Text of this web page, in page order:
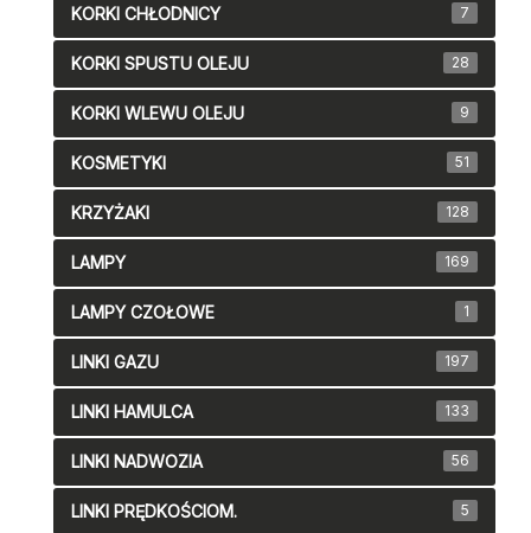
KORKI CHŁODNICY 7
KORKI SPUSTU OLEJU 28
KORKI WLEWU OLEJU 9
KOSMETYKI 51
KRZYŻAKI 128
LAMPY 169
LAMPY CZOŁOWE 1
LINKI GAZU 197
LINKI HAMULCA 133
LINKI NADWOZIA 56
LINKI PRĘDKOŚCIOM. 5